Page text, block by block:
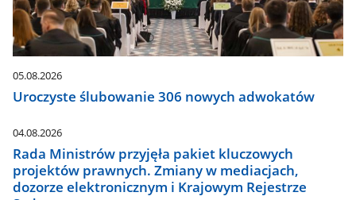
05.08.2026
Uroczyste ślubowanie 306 nowych adwokatów
04.08.2026
Rada Ministrów przyjęła pakiet kluczowych
projektów prawnych. Zmiany w mediacjach,
dozorze elektronicznym i Krajowym Rejestrze